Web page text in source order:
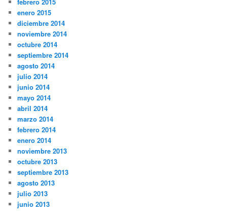
enero 2015
diciembre 2014
noviembre 2014
octubre 2014
septiembre 2014
agosto 2014
julio 2014
junio 2014
mayo 2014
abril 2014
marzo 2014
febrero 2014
enero 2014
noviembre 2013
octubre 2013
septiembre 2013
agosto 2013
julio 2013
junio 2013